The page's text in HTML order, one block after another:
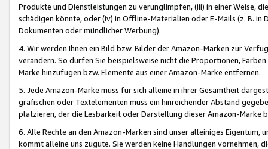
Produkte und Dienstleistungen zu verunglimpfen, (iii) in einer Weise,
schädigen könnte, oder (iv) in Offline-Materialien oder E-Mails (z. B. in
Dokumenten oder mündlicher Werbung).
4. Wir werden Ihnen ein Bild bzw. Bilder der Amazon-Marken zur
verändern. So dürfen Sie beispielsweise nicht die Proportionen,
Marke hinzufügen bzw. Elemente aus einer Amazon-Marke entfernen.
5. Jede Amazon-Marke muss für sich alleine in ihrer Gesamtheit
grafischen oder Textelementen muss ein hinreichender Abstand
platzieren, der die Lesbarkeit oder Darstellung dieser Amazon-Marke
6. Alle Rechte an den Amazon-Marken sind unser alleiniges
kommt alleine uns zugute. Sie werden keine Handlungen vornehmen,